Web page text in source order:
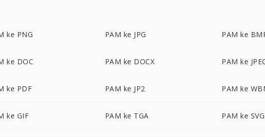
ke PNG PAM ke JPG PAM ke
ke DOC PAM ke DOCX PAM ke
ke PDF PAM ke JP2 PAM ke
ke GIF PAM ke TGA PAM ke SVG